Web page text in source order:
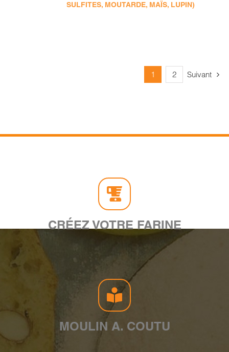
SULFITES, MOUTARDE, MAÏS, LUPIN)
1 2 Suivant
CRÉEZ VOTRE FARINE
MOULIN A. COUTU